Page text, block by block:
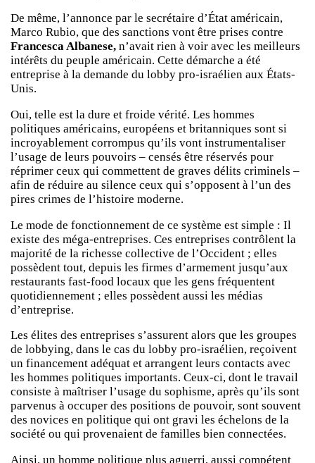
De même, l’annonce par le secrétaire d’État américain,
Marco Rubio, que des sanctions vont être prises contre
Francesca Albanese, n’avait rien à voir avec les meilleurs
intérêts du peuple américain. Cette démarche a été
entreprise à la demande du lobby pro-israélien aux États-
Unis.
Oui, telle est la dure et froide vérité. Les hommes
politiques américains, européens et britanniques sont si
incroyablement corrompus qu’ils vont instrumentaliser
l’usage de leurs pouvoirs – censés être réservés pour
réprimer ceux qui commettent de graves délits criminels –
afin de réduire au silence ceux qui s’opposent à l’un des
pires crimes de l’histoire moderne.
Le mode de fonctionnement de ce système est simple : Il
existe des méga-entreprises. Ces entreprises contrôlent la
majorité de la richesse collective de l’Occident ; elles
possèdent tout, depuis les firmes d’armement jusqu’aux
restaurants fast-food locaux que les gens fréquentent
quotidiennement ; elles possèdent aussi les médias
d’entreprise.
Les élites des entreprises s’assurent alors que les groupes
de lobbying, dans le cas du lobby pro-israélien, reçoivent
un financement adéquat et arrangent leurs contacts avec
les hommes politiques importants. Ceux-ci, dont le travail
consiste à maîtriser l’usage du sophisme, après qu’ils sont
parvenus à occuper des positions de pouvoir, sont souvent
des novices en politique qui ont gravi les échelons de la
société ou qui provenaient de familles bien connectées.
Ainsi, un homme politique plus aguerri, aussi compétent